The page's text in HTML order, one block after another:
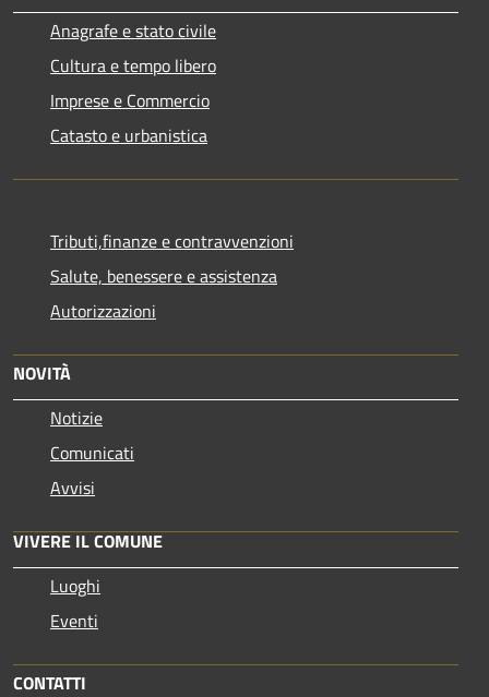
Anagrafe e stato civile
Cultura e tempo libero
Imprese e Commercio
Catasto e urbanistica
Tributi,finanze e contravvenzioni
Salute, benessere e assistenza
Autorizzazioni
NOVITÀ
Notizie
Comunicati
Avvisi
VIVERE IL COMUNE
Luoghi
Eventi
CONTATTI